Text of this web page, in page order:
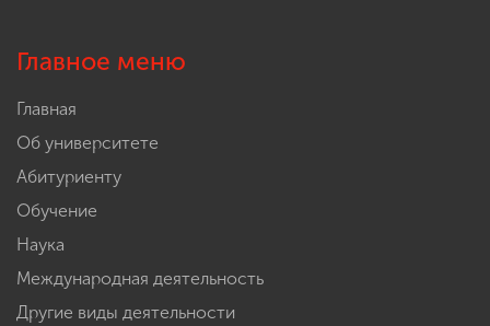
Главное меню
Главная
Об университете
Абитуриенту
Обучение
Наука
Международная деятельность
Другие виды деятельности